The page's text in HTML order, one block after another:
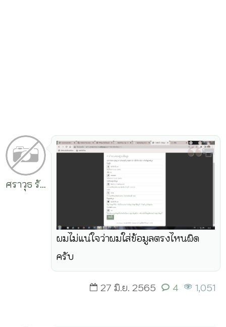
ศราวุธ รัก
ผมไม่แน่ใจว่าผมใส่ข้อมูลตรงไหนผิด
ครับ
27 มิ.ย. 2565 4 1,051